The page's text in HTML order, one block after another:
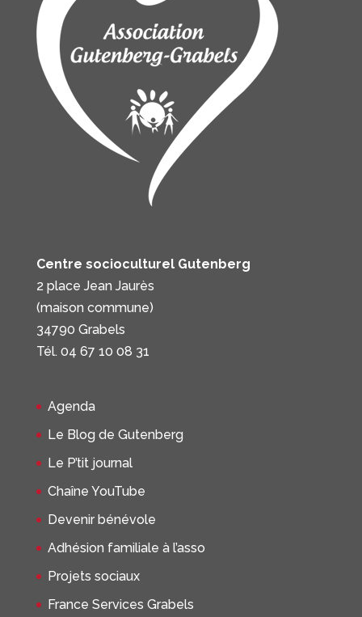
Centre socioculturel Gutenberg
2 place Jean Jaurès
(maison commune)
34790 Grabels
Tél. 04 67 10 08 31
Agenda
Le Blog de Gutenberg
Le P’tit journal
Chaîne YouTube
Devenir bénévole
Adhésion familiale à l’asso
Projets sociaux
France Services Grabels